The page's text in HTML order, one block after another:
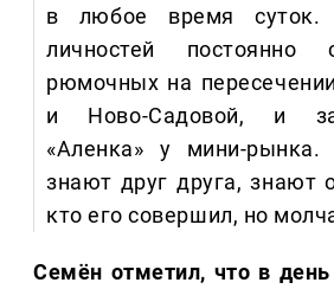
в любое время суток.
личностей постоянно
рюмочных на
и Ново-Садовой, и
«Аленка» у мини-
знают друг друга, знают
кто его совершил, но
Семён отметил, что в